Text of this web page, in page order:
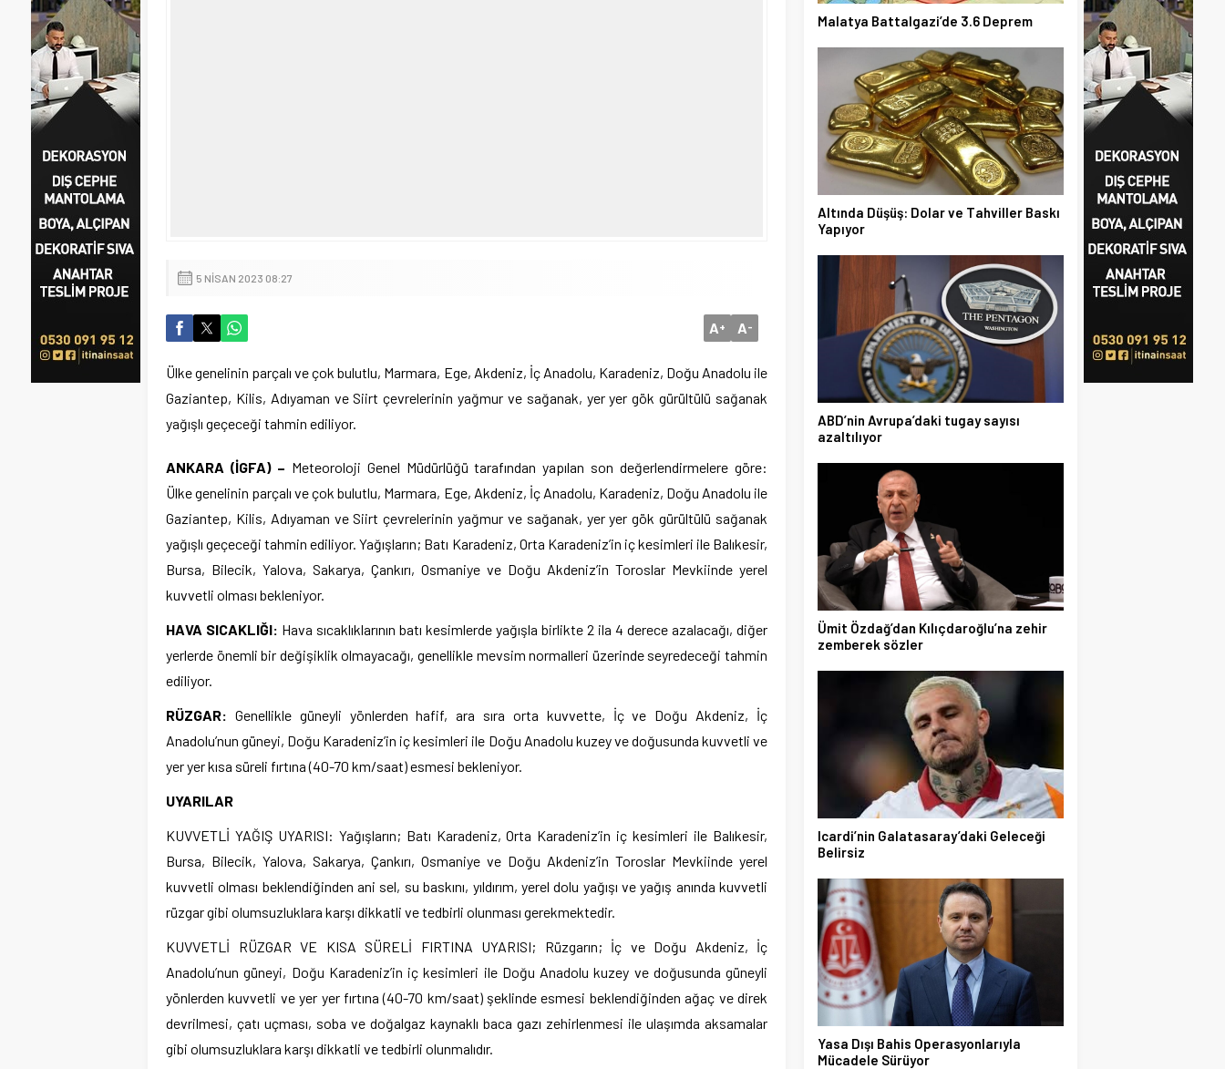
5 NISAN 2023 08:27
A+ A-
Ülke genelinin parçalı ve çok bulutlu, Marmara, Ege, Akdeniz, İç Anadolu, Karadeniz, Doğu Anadolu ile
Gaziantep, Kilis, Adıyaman ve Siirt çevrelerinin yağmur ve sağanak, yer yer gök gürültülü sağanak
yağışlı geçeceği tahmin ediliyor.
ANKARA (İGFA) – Meteoroloji Genel Müdürlüğü tarafından yapılan son değerlendirmelere göre:
Ülke genelinin parçalı ve çok bulutlu, Marmara, Ege, Akdeniz, İç Anadolu, Karadeniz, Doğu Anadolu ile
Gaziantep, Kilis, Adıyaman ve Siirt çevrelerinin yağmur ve sağanak, yer yer gök gürültülü sağanak
yağışlı geçeceği tahmin ediliyor. Yağışların; Batı Karadeniz, Orta Karadeniz’in iç kesimleri ile Balıkesir,
Bursa, Bilecik, Yalova, Sakarya, Çankırı, Osmaniye ve Doğu Akdeniz’in Toroslar Mevkiinde yerel
kuvvetli olması bekleniyor.
HAVA SICAKLIĞI: Hava sıcaklıklarının batı kesimlerde yağışla birlikte 2 ila 4 derece azalacağı, diğer
yerlerde önemli bir değişiklik olmayacağı, genellikle mevsim normalleri üzerinde seyredeceği tahmin
ediliyor.
RÜZGAR: Genellikle güneyli yönlerden hafif, ara sıra orta kuvvette, İç ve Doğu Akdeniz, İç
Anadolu’nun güneyi, Doğu Karadeniz’in iç kesimleri ile Doğu Anadolu kuzey ve doğusunda kuvvetli ve
yer yer kısa süreli fırtına (40-70 km/saat) esmesi bekleniyor.
UYARILAR
KUVVETLİ YAĞIŞ UYARISI: Yağışların; Batı Karadeniz, Orta Karadeniz’in iç kesimleri ile Balıkesir,
Bursa, Bilecik, Yalova, Sakarya, Çankırı, Osmaniye ve Doğu Akdeniz’in Toroslar Mevkiinde yerel
kuvvetli olması beklendiğinden ani sel, su baskını, yıldırım, yerel dolu yağışı ve yağış anında kuvvetli
rüzgar gibi olumsuzluklara karşı dikkatli ve tedbirli olunması gerekmektedir.
KUVVETLİ RÜZGAR VE KISA SÜRELİ FIRTINA UYARISI; Rüzgarın; İç ve Doğu Akdeniz, İç
Anadolu’nun güneyi, Doğu Karadeniz’in iç kesimleri ile Doğu Anadolu kuzey ve doğusunda güneyli
yönlerden kuvvetli ve yer yer fırtına (40-70 km/saat) şeklinde esmesi beklendiğinden ağaç ve direk
devrilmesi, çatı uçması, soba ve doğalgaz kaynaklı baca gazı zehirlenmesi ile ulaşımda aksamalar
gibi olumsuzluklara karşı dikkatli ve tedbirli olunmalıdır.
Malatya Battalgazi’de 3.6 Deprem
Altında Düşüş: Dolar ve Tahviller Baskı
Yapıyor
ABD’nin Avrupa’daki tugay sayısı
azaltılıyor
Ümit Özdağ’dan Kılıçdaroğlu’na zehir
zemberek sözler
Icardi’nin Galatasaray’daki Geleceği
Belirsiz
Yasa Dışı Bahis Operasyonlarıyla
Mücadele Sürüyor